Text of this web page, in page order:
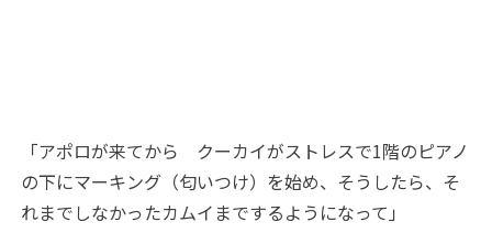
「アポロが来てから クーカイがストレスで1階のピアノ
の下にマーキング（匂いつけ）を始め、そうしたら、そ
れまでしなかったカムイまでするようになって」